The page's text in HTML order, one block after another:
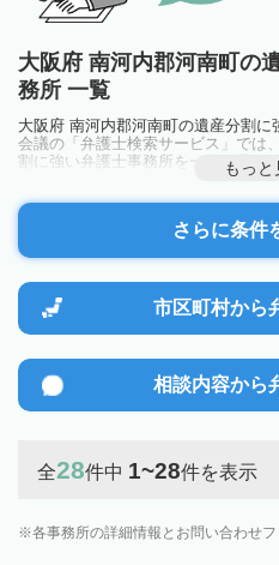
大阪府 南河内郡河南町の
務所 一覧
大阪府 南河内郡河南町の遺産分割
会議の「弁護士検索サービス」では
割に強い弁護士事務所を一覧で見る
お悩みを抱えている方は一度近隣の
もっと
さらに条件
市区町村から
相談内容から
全28件中 1~28件を表示
各事務所の詳細情報とお問い合わせ